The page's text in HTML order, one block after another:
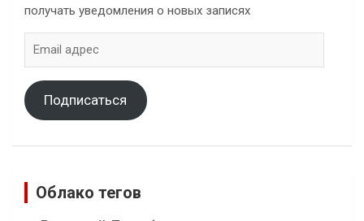
получать уведомления о новых записях
адрес
Подписаться
Облако тегов